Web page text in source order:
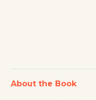
About the Book